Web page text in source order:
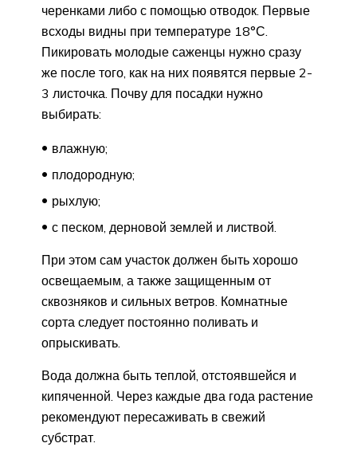
черенками либо с помощью отводок. Первые
всходы видны при температуре 18°С.
Пикировать молодые саженцы нужно сразу
же после того, как на них появятся первые 2-
3 листочка. Почву для посадки нужно
выбирать:
влажную;
плодородную;
рыхлую;
с песком, дерновой землей и листвой.
При этом сам участок должен быть хорошо
освещаемым, а также защищенным от
сквозняков и сильных ветров. Комнатные
сорта следует постоянно поливать и
опрыскивать.
Вода должна быть теплой, отстоявшейся и
кипяченной. Через каждые два года растение
рекомендуют пересаживать в свежий
субстрат.